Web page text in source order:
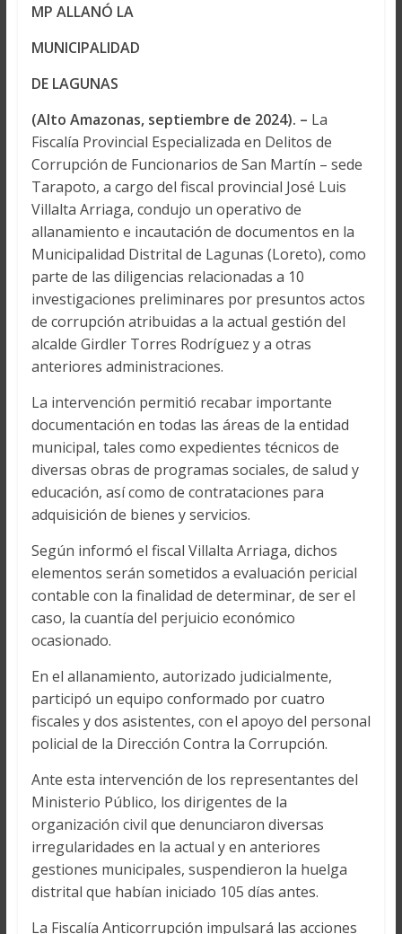
MP ALLANÓ LA
MUNICIPALIDAD
DE LAGUNAS
(Alto Amazonas, septiembre de 2024). – La
Fiscalía Provincial Especializada en Delitos de
Corrupción de Funcionarios de San Martín – sede
Tarapoto, a cargo del fiscal provincial José Luis
Villalta Arriaga, condujo un operativo de
allanamiento e incautación de documentos en la
Municipalidad Distrital de Lagunas (Loreto), como
parte de las diligencias relacionadas a 10
investigaciones preliminares por presuntos actos
de corrupción atribuidas a la actual gestión del
alcalde Girdler Torres Rodríguez y a otras
anteriores administraciones.
La intervención permitió recabar importante
documentación en todas las áreas de la entidad
municipal, tales como expedientes técnicos de
diversas obras de programas sociales, de salud y
educación, así como de contrataciones para
adquisición de bienes y servicios.
Según informó el fiscal Villalta Arriaga, dichos
elementos serán sometidos a evaluación pericial
contable con la finalidad de determinar, de ser el
caso, la cuantía del perjuicio económico
ocasionado.
En el allanamiento, autorizado judicialmente,
participó un equipo conformado por cuatro
fiscales y dos asistentes, con el apoyo del personal
policial de la Dirección Contra la Corrupción.
Ante esta intervención de los representantes del
Ministerio Público, los dirigentes de la
organización civil que denunciaron diversas
irregularidades en la actual y en anteriores
gestiones municipales, suspendieron la huelga
distrital que habían iniciado 105 días antes.
La Fiscalía Anticorrupción impulsará las acciones